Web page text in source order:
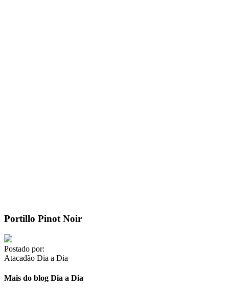
Portillo Pinot Noir
Postado por:
Atacadão Dia a Dia
Mais do blog Dia a Dia